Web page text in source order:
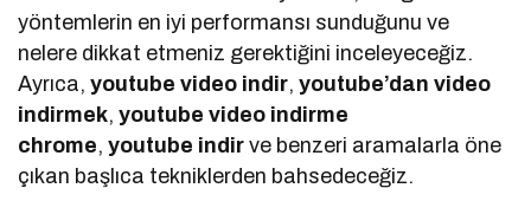
yöntemlerin en iyi performansı sunduğunu ve
nelere dikkat etmeniz gerektiğini inceleyeceğiz.
Ayrıca,youtube video indir,youtube’dan video
indirmek,youtube video indirme
chrome,youtube indir ve benzeri aramalarla öne
çıkan başlıca tekniklerden bahsedeceğiz.